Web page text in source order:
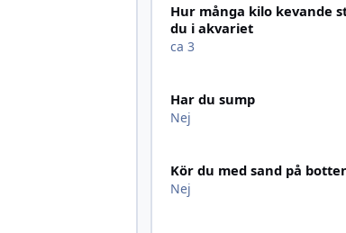
Hur många kilo kevande
du i akvariet
ca 3
Har du sump
Nej
Kör du med sand på
Nej